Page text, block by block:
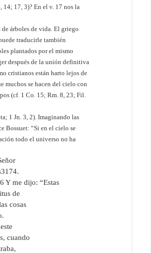
14; 17, 3)? En el v. 17 nos la
árboles de vida. El griego
traducirle también
plantados por el mismo
después de la unión definitiva
cristianos están harto lejos de
muchos se hacen del cielo con
(cf. 1 Co. 15; Rm. 8, 23; Fil.
1 Jn. 3, 2). Imaginando las
Bossuet: “Si en el cielo se
todo el universo no ha
Y me dijo: “Estas
de
cosas
cuando